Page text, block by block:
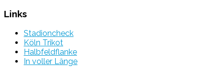
Links
Stadioncheck
Köln Trikot
Halbfeldflanke
In voller Länge